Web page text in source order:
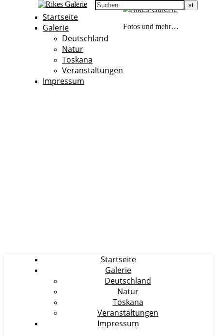
Startseite
Galerie
Deutschland
Natur
Toskana
Veranstaltungen
Impressum
Fotos und mehr…
Startseite
Galerie
Deutschland
Natur
Toskana
Veranstaltungen
Impressum